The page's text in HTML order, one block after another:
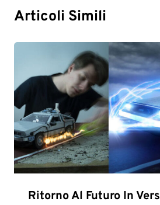
Articoli Simili
Ritorno Al Futuro In